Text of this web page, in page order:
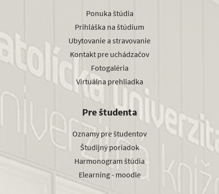
Ponuka štúdia
Prihláška na štúdium
Ubytovanie a stravovanie
Kontakt pre uchádzačov
Fotogaléria
Virtuálna prehliadka
Pre študenta
Oznamy pre študentov
Študijný poriadok
Harmonogram štúdia
Elearning - moodle